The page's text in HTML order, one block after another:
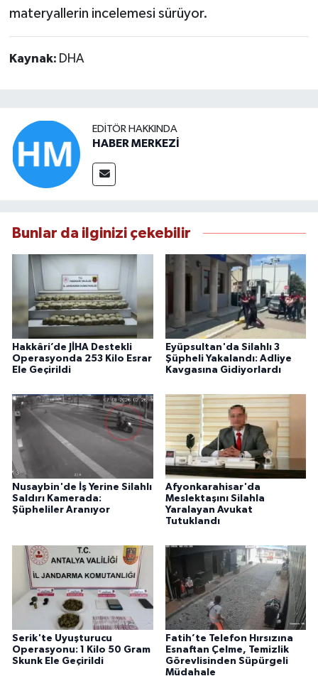
materyallerin incelemesi sürüyor.
Kaynak: DHA
EDITÖR HAKKINDA
HABER MERKEZİ
Bunlar da ilginizi çekebilir
Hakkâri’de JİHA Destekli
Operasyonda 253 Kilo Esrar
Ele Geçirildi
Eyüpsultan'da Silahlı 3
Şüpheli Yakalandı: Adliye
Kavgasına Gidiyorlardı
Nusaybin'de İş Yerine Silahlı
Saldırı Kamerada:
Şüpheliler Aranıyor
Afyonkarahisar'da
Meslektaşını Silahla
Yaralayan Avukat
Tutuklandı
Serik'te Uyuşturucu
Operasyonu: 1 Kilo 50 Gram
Skunk Ele Geçirildi
Fatih’te Telefon Hırsızına
Esnaftan Çelme, Temizlik
Görevlisinden Süpürgeli
Müdahale